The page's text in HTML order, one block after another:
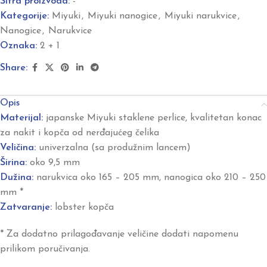
Kategorije: Miyuki , Miyuki nanogice, Miyuki narukvice,
Nanogice,
Narukvice
Oznaka: 2 + 1
Share:
Opis
Materijal: japanske Miyuki staklene perlice, kvalitetan konac
za nakit i kopča od nerđajućeg čelika
Veličina: univerzalna (sa produžnim lancem)
Širina: oko 9,5 mm
Dužina: narukvica oko 165 – 205 mm, nanogica oko 210 – 250
mm *
Zatvaranje: lobster kopča
* Za dodatno prilagođavanje veličine dodati napomenu
prilikom poručivanja.